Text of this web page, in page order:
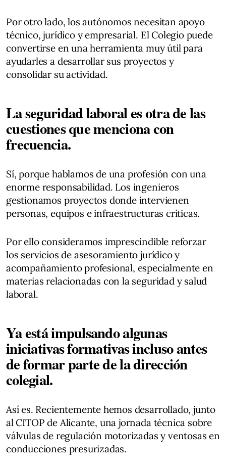
Por otro lado, los autónomos necesitan apoyo
técnico, jurídico y empresarial. El Colegio puede
convertirse en una herramienta muy útil para
ayudarles a desarrollar sus proyectos y
consolidar su actividad.
La seguridad laboral es otra de las
cuestiones que menciona con
frecuencia.
Sí, porque hablamos de una profesión con una
enorme responsabilidad. Los ingenieros
gestionamos proyectos donde intervienen
personas, equipos e infraestructuras críticas.
Por ello consideramos imprescindible reforzar
los servicios de asesoramiento jurídico y
acompañamiento profesional, especialmente en
materias relacionadas con la seguridad y salud
laboral.
Ya está impulsando algunas
iniciativas formativas incluso antes
de formar parte de la dirección
colegial.
Así es. Recientemente hemos desarrollado, junto
al CITOP de Alicante, una jornada técnica sobre
válvulas de regulación motorizadas y ventosas en
conducciones presurizadas.